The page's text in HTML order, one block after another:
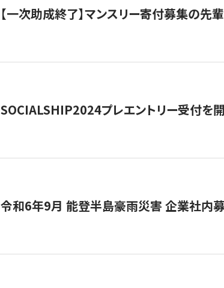
【一次助成終了】マンスリー寄付募集の
SOCIALSHIP2024プレエントリー受付を開
令和6年9月 能登半島豪雨災害 企業社内